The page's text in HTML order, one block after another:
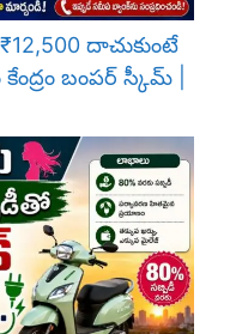
దాచుకుంటే
బంపర్ స్కీమ్ |